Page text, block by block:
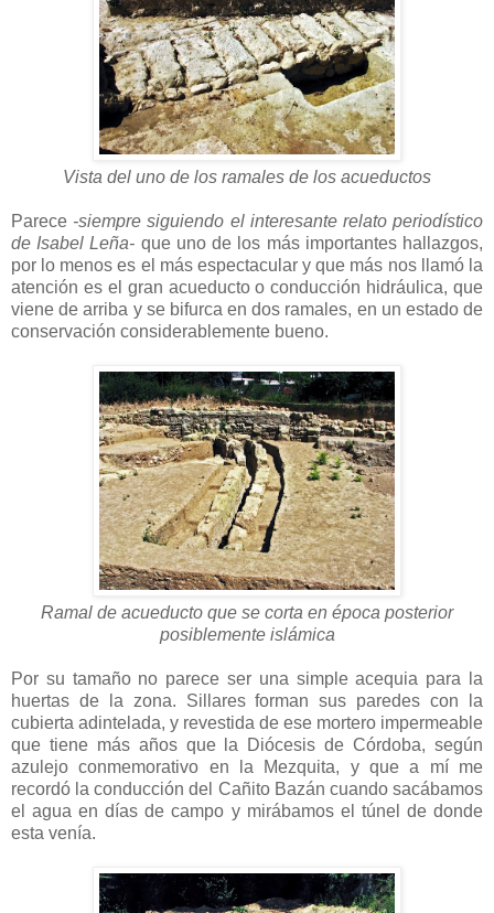
Vista del uno de los ramales de los acueductos
Parece -siempre siguiendo el interesante relato periodístico
de Isabel Leña- que uno de los más importantes hallazgos,
por lo menos es el más espectacular y que más nos llamó la
atención es el gran acueducto o conducción hidráulica, que
viene de arriba y se bifurca en dos ramales, en un estado de
conservación considerablemente bueno.
Ramal de acueducto que se corta en época posterior
posiblemente islámica
Por su tamaño no parece ser una simple acequia para la
huertas de la zona. Sillares forman sus paredes con la
cubierta adintelada, y revestida de ese mortero impermeable
que tiene más años que la Diócesis de Córdoba, según
azulejo conmemorativo en la Mezquita, y que a mí me
recordó la conducción del Cañito Bazán cuando sacábamos
el agua en días de campo y mirábamos el túnel de donde
esta venía.